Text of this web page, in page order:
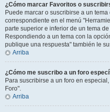
¿Cómo marcar Favoritos o
Puede marcar o suscribirse a un
correspondiente en el menú
parte superior e inferior de un tema
Respondiendo a un tema con la
publique una respuesta" también le
Arriba
¿Cómo me suscribo a un foro
Para suscribirse a un foro en
Foro".
Arriba